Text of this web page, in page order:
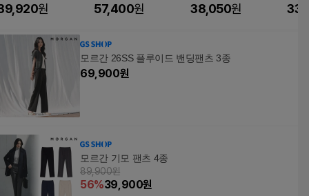
원] 원 57,400원
이드 팬츠 여성 가을 겨
38,050원
장
모르간 26SS 플루이드 밴딩팬츠 3종
69,900원
모르간 기모 팬츠 4종
89,900원
56%39,900원